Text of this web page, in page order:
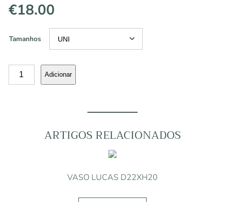
€18.00
Tamanhos
Quantidade
Adicionar
ARTIGOS RELACIONADOS
VASO LUCAS D22XH20